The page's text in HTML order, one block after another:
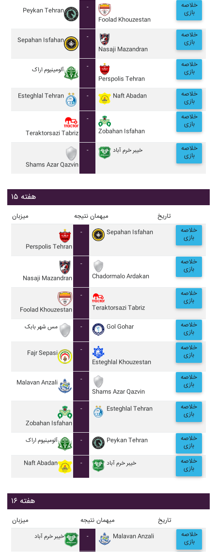
Peykan Tehran
-
Foolad Khouzestan
خلاصه
بازی
Sepahan Isfahan
-
Nasaji Mazandran
خلاصه
بازی
آلومينيوم اراک
-
Perspolis Tehran
خلاصه
بازی
Esteghlal Tehran - Naft Abadan خلاصه
بازی
Teraktorsazi Tabriz
-
Zobahan Isfahan
خلاصه
بازی
Shams Azar Qazvin
- خيبر خرم آباد خلاصه
بازی
هفته ۱۵
میزبان نتیجه میهمان تاریخ
Perspolis Tehran
- Sepahan Isfahan خلاصه
بازی
Nasaji Mazandran
-
Chadormalo Ardakan
خلاصه
بازی
Foolad Khouzestan
-
Teraktorsazi Tabriz
خلاصه
بازی
مس شهر بابک - Gol Gohar خلاصه
بازی
Fajr Sepasi
-
Esteghlal Khouzestan
خلاصه
بازی
Malavan Anzali
-
Shams Azar Qazvin
خلاصه
بازی
Zobahan Isfahan
- Esteghlal Tehran خلاصه
بازی
آلومينيوم اراک - Peykan Tehran خلاصه
بازی
Naft Abadan - خيبر خرم آباد خلاصه
بازی
هفته ۱۶
میزبان نتیجه میهمان تاریخ
خيبر خرم آباد - Malavan Anzali خلاصه
بازی